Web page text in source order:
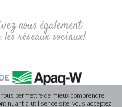
permettre de mieux comprendre
à utiliser ce site, vous acceptez
nous également
réseaux sociaux!